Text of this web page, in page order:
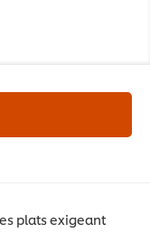
plats exigeant